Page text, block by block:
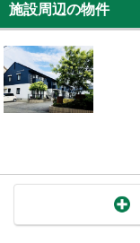
施設周辺の物件